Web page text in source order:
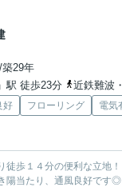
29年
駅 徒歩23分
近鉄難波・奈
好 フローリング 電気
徒歩１４分の便利な立地！
陽当たり、通風良好です◎